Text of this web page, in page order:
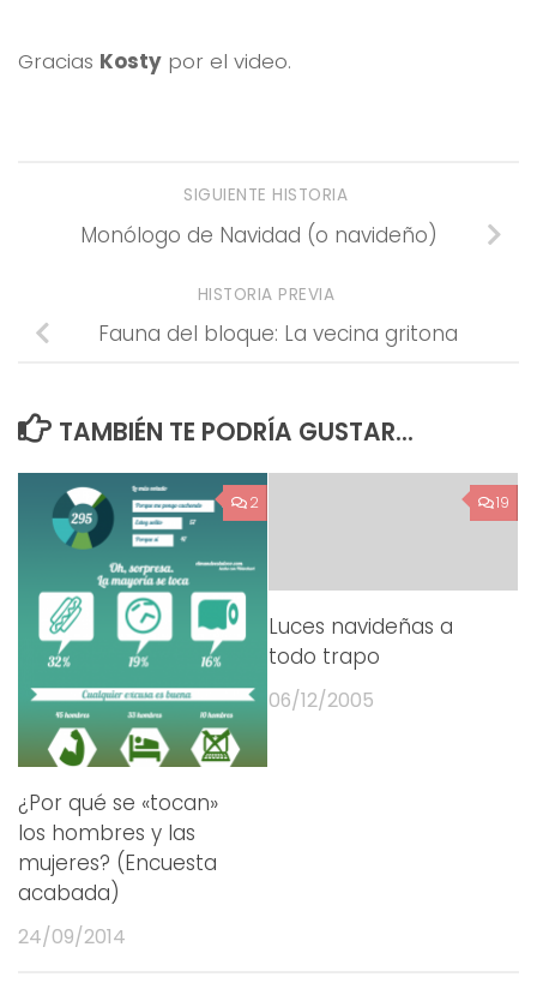
Gracias Kosty por el video.
SIGUIENTE HISTORIA
Monólogo de Navidad (o navideño)
HISTORIA PREVIA
Fauna del bloque: La vecina gritona
TAMBIÉN TE PODRÍA GUSTAR...
2
¿Por qué se «tocan»
los hombres y las
mujeres? (Encuesta
acabada)
24/09/2014
19
Luces navideñas a
todo trapo
06/12/2005